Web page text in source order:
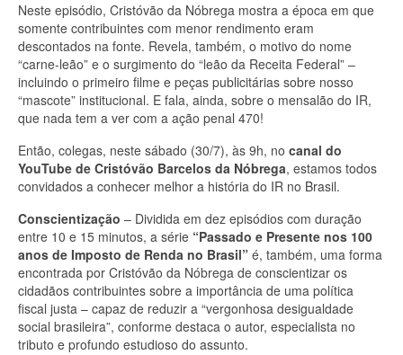
Neste episódio, Cristóvão da Nóbrega mostra a época em que
somente contribuintes com menor rendimento eram
descontados na fonte. Revela, também, o motivo do nome
“carne-leão” e o surgimento do “leão da Receita Federal” –
incluindo o primeiro filme e peças publicitárias sobre nosso
“mascote” institucional. E fala, ainda, sobre o mensalão do IR,
que nada tem a ver com a ação penal 470!
Então, colegas, neste sábado (30/7), às 9h, no canal do
YouTube de Cristóvão Barcelos da Nóbrega, estamos todos
convidados a conhecer melhor a história do IR no Brasil.
Conscientização – Dividida em dez episódios com duração
entre 10 e 15 minutos, a série “Passado e Presente nos 100
anos de Imposto de Renda no Brasil” é, também, uma forma
encontrada por Cristóvão da Nóbrega de conscientizar os
cidadãos contribuintes sobre a importância de uma política
fiscal justa – capaz de reduzir a “vergonhosa desigualdade
social brasileira”, conforme destaca o autor, especialista no
tributo e profundo estudioso do assunto.